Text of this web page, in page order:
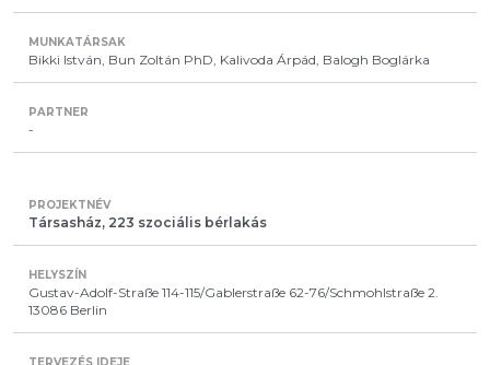
Bikki István, Bun Zoltán PhD, Kalivoda Árpád, Balogh Boglárka
-
Társasház, 223 szociális bérlakás
Gustav-Adolf-Straße 114-115/Gablerstraße 62-76/Schmohlstraße 2.
13086 Berlin